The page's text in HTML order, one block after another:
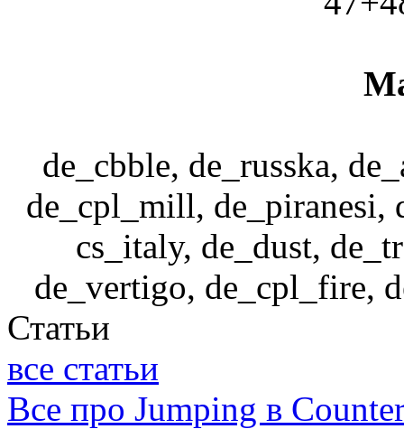
de_cbble, de_russka,
de_cpl_mill, de_piranesi,
cs_italy, de_dust,
de_vertigo, de_cpl_fire,
Статьи
все статьи
Все про Jumping в